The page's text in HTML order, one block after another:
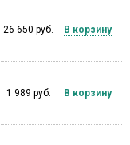
26 650 руб. В корзину
1 989 руб. В корзину